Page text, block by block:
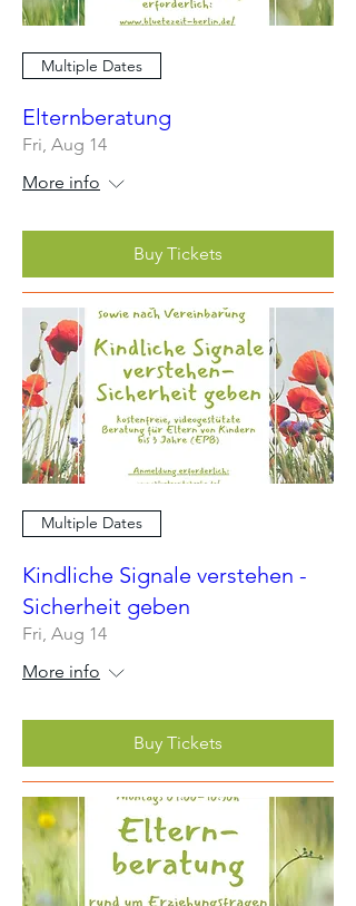
Multiple Dates
Elternberatung
Fri, Aug 14
More info
Buy Tickets
Multiple Dates
Kindliche Signale verstehen -
Sicherheit geben
Fri, Aug 14
More info
Buy Tickets